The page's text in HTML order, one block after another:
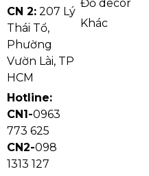
hoặc phòng ngủ master.
Với các phiên bản lớn hơn
sản phẩm phù hợp cho
biệt thự, sảnh nhỏ hoặc
mẫu đèn trang trí có độ
dụng LED 3 chế độ, giúp
đổi ánh sáng theo từng
khách, nghỉ ngơi, đọc
CN 2: 207 Lý
Thái Tổ,
Phường
Vườn Lài, TP
HCM
Hotline:
CN1-0963
773 625
CN2-098
1313 127
Đồ decor
Khác